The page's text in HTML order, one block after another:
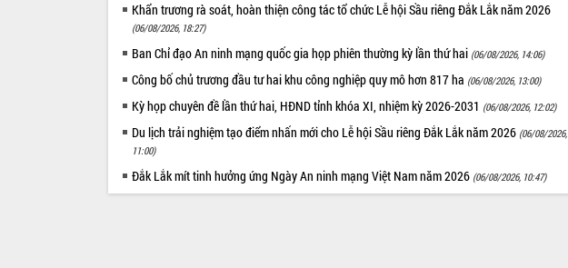
Khẩn trương rà soát, hoàn thiện công tác tổ chức Lễ hội Sầu riêng Đắk Lắk năm 2026
(06/08/2026, 18:27)
Ban Chỉ đạo An ninh mạng quốc gia họp phiên thường kỳ lần thứ hai (06/08/2026, 14:06)
Công bố chủ trương đầu tư hai khu công nghiệp quy mô hơn 817 ha (06/08/2026, 13:00)
Kỳ họp chuyên đề lần thứ hai, HĐND tỉnh khóa XI, nhiệm kỳ 2026-2031 (06/08/2026, 12:02)
Du lịch trải nghiệm tạo điểm nhấn mới cho Lễ hội Sầu riêng Đắk Lắk năm 2026 (06/08/2026,
11:00)
Đắk Lắk mít tinh hưởng ứng Ngày An ninh mạng Việt Nam năm 2026 (06/08/2026, 10:47)